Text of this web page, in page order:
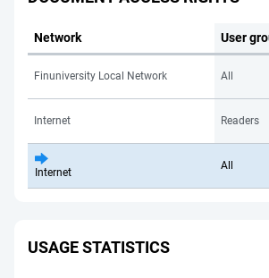
Network User
Finuniversity Local Network All
Internet Readers
Internet
All
USAGE STATISTICS